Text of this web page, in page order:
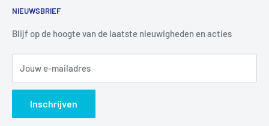
Tel:+31 6 345 30 448
Mail:info@luchtbuks.com
Informatie
Privacybeleid
Verzendbeleid
Search
NIEUWSBRIEF
Blijf op de hoogte van de laatste nieuwigheden en acties
Jouw e-mailadres
Inschrijven